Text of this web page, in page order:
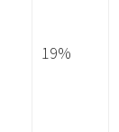
19%